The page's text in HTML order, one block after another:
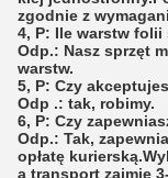
zgodnie z
4, P: Ile warstw
Odp.: Nasz sprzęt
warstw.
5, P: Czy
Odp .: tak, robimy.
6, P: Czy
Odp.: Tak,
opłatę
a transport zajmie